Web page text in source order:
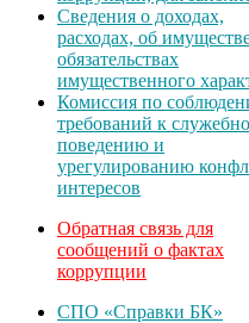
Сведения о доходах,
расходах, об
обязательствах
имущественного
Комиссия по
требований к
поведению и
урегулированию
интересов
Обратная связь для
сообщений о фактах
коррупции
СПО «Справки БК»